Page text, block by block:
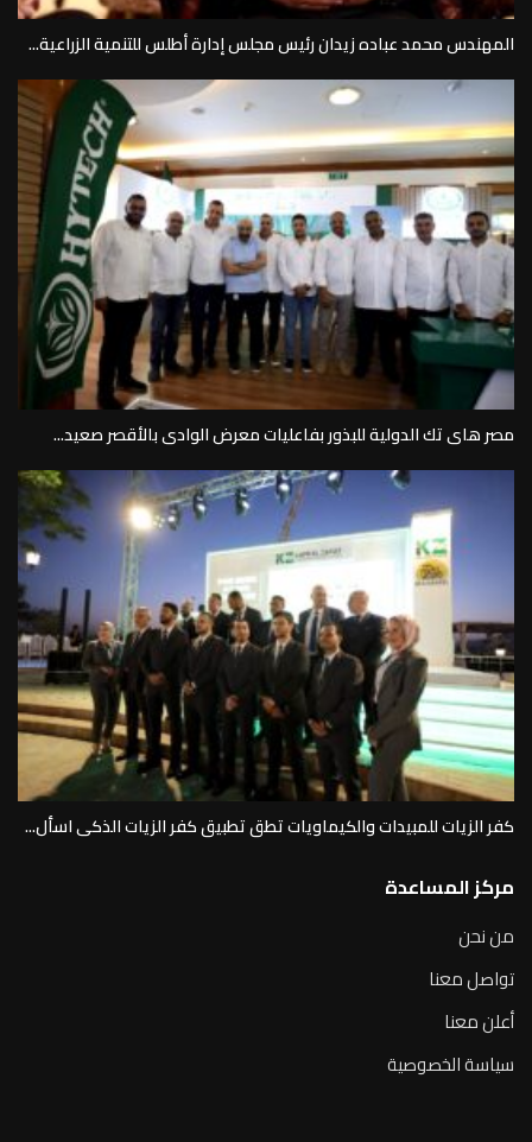
المهندس محمد عباده زيدان رئيس مجلس إدارة أطلس للتنمية الزراعية...
مصر هاى تك الدولية للبذور بفاعليات معرض الوادى بالأقصر صعيد...
كفر الزيات للمبيدات والكيماويات تطق تطبيق كفر الزيات الذكى اسأل...
مركز المساعدة
من نحن
تواصل معنا
أعلن معنا
سياسة الخصوصية